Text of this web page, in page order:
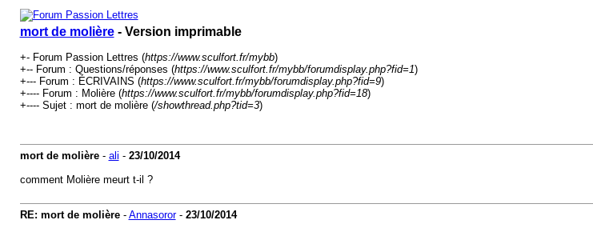
mort de molière- Version imprimable
+- Forum Passion Lettres (https://www.sculfort.fr/mybb)
+-- Forum : Questions/réponses (https://www.sculfort.fr/mybb/forumdisplay.php?fid=1)
+--- Forum : ÉCRIVAINS (https://www.sculfort.fr/mybb/forumdisplay.php?fid=9)
+---- Forum : Molière (https://www.sculfort.fr/mybb/forumdisplay.php?fid=18)
+---- Sujet : mort de molière (/showthread.php?tid=3)
mort de molière- ali - 23/10/2014
comment Molière meurt t-il ?
RE: mort de molière- Annasoror- 23/10/2014